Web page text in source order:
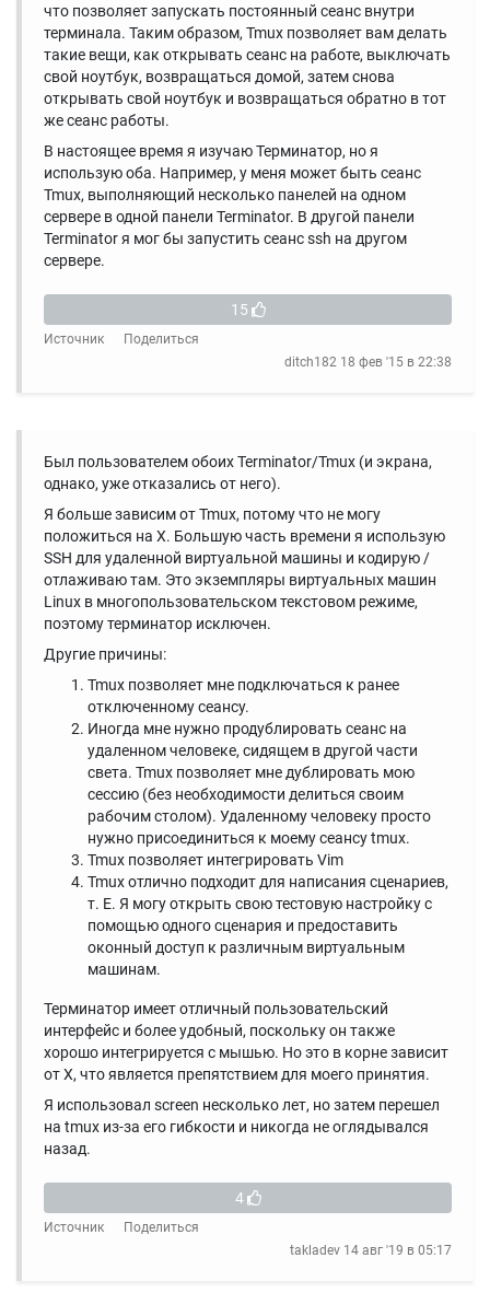
что позволяет запускать постоянный сеанс внутри
терминала. Таким образом, Tmux позволяет вам делать
такие вещи, как открывать сеанс на работе, выключать
свой ноутбук, возвращаться домой, затем снова
открывать свой ноутбук и возвращаться обратно в тот
же сеанс работы.
В настоящее время я изучаю Терминатор, но я
использую оба. Например, у меня может быть сеанс
Tmux, выполняющий несколько панелей на одном
сервере в одной панели Terminator. В другой панели
Terminator я мог бы запустить сеанс ssh на другом
сервере.
15
Источник
Поделиться
ditch182 18 фев '15 в 22:38
Был пользователем обоих Terminator/Tmux (и экрана,
однако, уже отказались от него).
Я больше зависим от Tmux, потому что не могу
положиться на X. Большую часть времени я использую
SSH для удаленной виртуальной машины и кодирую /
отлаживаю там. Это экземпляры виртуальных машин
Linux в многопользовательском текстовом режиме,
поэтому терминатор исключен.
Другие причины:
Tmux позволяет мне подключаться к ранее
отключенному сеансу.
Иногда мне нужно продублировать сеанс на
удаленном человеке, сидящем в другой части
света. Tmux позволяет мне дублировать мою
сессию (без необходимости делиться своим
рабочим столом). Удаленному человеку просто
нужно присоединиться к моему сеансу tmux.
Tmux позволяет интегрировать Vim
Tmux отлично подходит для написания сценариев,
т. Е. Я могу открыть свою тестовую настройку с
помощью одного сценария и предоставить
оконный доступ к различным виртуальным
машинам.
Терминатор имеет отличный пользовательский
интерфейс и более удобный, поскольку он также
хорошо интегрируется с мышью. Но это в корне зависит
от X, что является препятствием для моего принятия.
Я использовал screen несколько лет, но затем перешел
на tmux из-за его гибкости и никогда не оглядывался
назад.
4
Источник
Поделиться
takladev 14 авг '19 в 05:17